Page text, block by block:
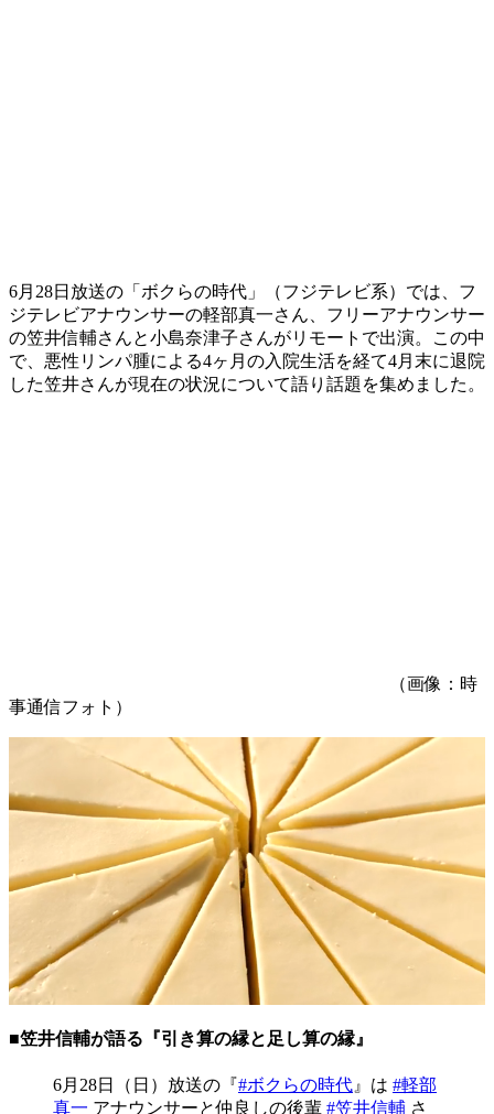
6月28日放送の「ボクらの時代」（フジテレビ系）では、フ
ジテレビアナウンサーの軽部真一さん、フリーアナウンサー
の笠井信輔さんと小島奈津子さんがリモートで出演。この中
で、悪性リンパ腫による4ヶ月の入院生活を経て4月末に退院
した笠井さんが現在の状況について語り話題を集めました。
（画像：時
事通信フォト）
■笠井信輔が語る『引き算の縁と足し算の縁』
6月28日（日）放送の『#ボクらの時代 』は #軽部
真一 アナウンサーと仲良しの後輩 #笠井信輔 さ